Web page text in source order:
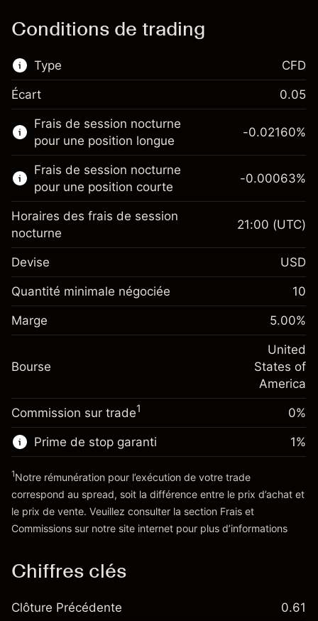
Conditions de trading
Type
Ce marché financier est disponible pour le
trading de CFD.
En savoir plus sur :
CFD
CFD
Écart 0.05
Frais de session nocturne
pour une position longue
Marge. Votre
investissement
Ajustement des fonds de
Frais sur la valeur totale de la
-0.021596
%
(-$4.32)
Taille de la position avec effet de levier
Valeur nominale avec effet de levier
-0.02160%
Frais de session nocturne
pour une position courte
Marge. Votre
$1,000.00
de overnight
position
-0.000626
%
(-$0.13)
Taille de la position avec effet de levier
~$20,000.00
Valeur nominale avec effet de levier
Vers la plateforme
-0.00063%
Horaires des frais de session
nocturne
21:00 (UTC)
Devise USD
Quantité minimale négociée 10
Marge 5.00%
Bourse
United
States of
America
Commission sur trade1 0%
Prime de stop garanti
'Tarifs et Frais
1%
1Notre rémunération pour l’exécution de votre trade
correspond au spread, soit la différence entre le prix d’achat et
le prix de vente. Veuillez consulter la section Frais et
Commissions sur notre site internet pour plus d’informations
Chiffres clés
Clôture Précédente 0.61